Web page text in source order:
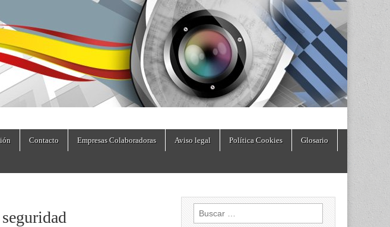
Contacto Empresas Colaboradoras Aviso legal Política Cookies Glosario
Buscar: